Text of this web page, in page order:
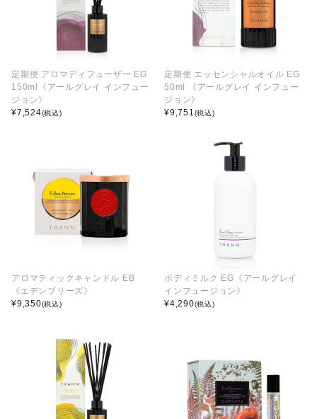
定期便 アロマディフューザー EG
150ml《アールグレイ インフュー
ジョン》
¥7,524(税込)
定期便 エッセンシャルオイル EG
50ml 《アールグレイ インフュー
ジョン》
¥9,751(税込)
アロマティックキャンドル EB
《エデンブリーズ》
¥9,350(税込)
ボディミルク EG《アールグレイ
インフュージョン》
¥4,290(税込)